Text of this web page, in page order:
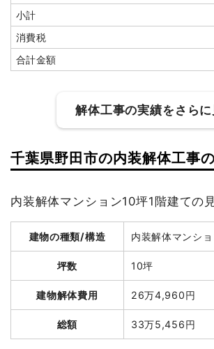
建物の種類/構造 軽量鉄骨造倉
建物解体費用
軽量鉄骨造倉庫37坪2階建
37坪
養生費 78m² 800
アスベスト撤去
11m³
円
室内残置物撤去 1m²
諸経費
小計
小計
消費税
合計金額
解体工事の実績をさらに
建物の種類/構造 鉄骨造倉庫
坪数 24坪
建物解体費用 104万4,200
総額
品名 数量 単価
鉄骨造倉庫24坪2階建
24坪 43,508
千葉県野田市の内装解体工事
内装解体マンション10坪1階建ての
建物の種類/構造 内装解体マンシ
坪数 10坪
建物解体費用 26万4,960円
総額 33万5,456円